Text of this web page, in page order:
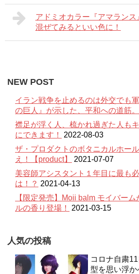
アドミオカラー『アマランス
混ぜてみるといい色に！
NEW POST
イラン戦争を止めるのは外交でも
の巨人』が示した、平和への道筋。
襟足が浮く人、梳かれ過ぎた人も
にできます！
2022-08-03
ザ・プロダクトのボタニカルホー
え！【product】
2021-07-07
美容師アシスタント１年目に最も
は！？ 2021-04-13
【限定発売】Moii balm モイバー
ルの香り登場！
2021-03-15
人気の投稿
コロナ自粛
型を思い浮